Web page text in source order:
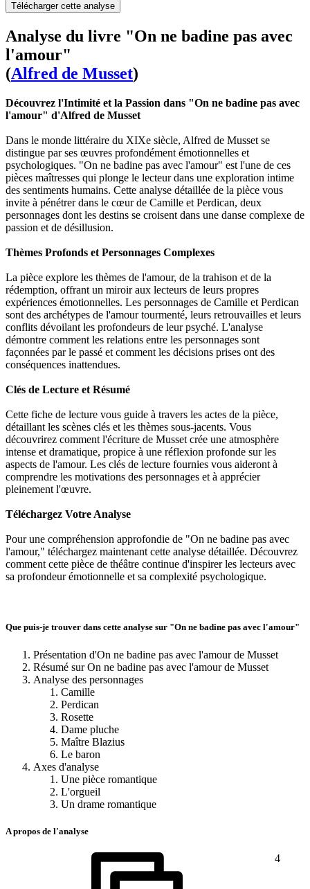
Télécharger cette analyse
Analyse du livre "On ne badine pas avec
l'amour"
(Alfred de Musset)
Découvrez l'Intimité et la Passion dans "On ne badine pas avec
l'amour" d'Alfred de Musset
Dans le monde littéraire du XIXe siècle, Alfred de Musset se
distingue par ses œuvres profondément émotionnelles et
psychologiques. "On ne badine pas avec l'amour" est l'une de ces
pièces maîtresses qui plonge le lecteur dans une exploration intime
des sentiments humains. Cette analyse détaillée de la pièce vous
invite à pénétrer dans le cœur de Camille et Perdican, deux
personnages dont les destins se croisent dans une danse complexe de
passion et de désillusion.
Thèmes Profonds et Personnages Complexes
La pièce explore les thèmes de l'amour, de la trahison et de la
rédemption, offrant un miroir aux lecteurs de leurs propres
expériences émotionnelles. Les personnages de Camille et Perdican
sont des archétypes de l'amour tourmenté, leurs retrouvailles et leurs
conflits dévoilant les profondeurs de leur psyché. L'analyse
démontre comment les relations entre les personnages sont
façonnées par le passé et comment les décisions prises ont des
conséquences inattendues.
Clés de Lecture et Résumé
Cette fiche de lecture vous guide à travers les actes de la pièce,
détaillant les scènes clés et les thèmes sous-jacents. Vous
découvrirez comment l'écriture de Musset crée une atmosphère
intense et dramatique, propice à une réflexion profonde sur les
aspects de l'amour. Les clés de lecture fournies vous aideront à
comprendre les motivations des personnages et à apprécier
pleinement l'œuvre.
Téléchargez Votre Analyse
Pour une compréhension approfondie de "On ne badine pas avec
l'amour," téléchargez maintenant cette analyse détaillée. Découvrez
comment cette pièce de théâtre continue d'inspirer les lecteurs avec
sa profondeur émotionnelle et sa complexité psychologique.
Que puis-je trouver dans cette analyse sur "On ne badine pas avec l'amour"
Présentation d'On ne badine pas avec l'amour de Musset
Résumé sur On ne badine pas avec l'amour de Musset
Analyse des personnages
Camille
Perdican
Rosette
Dame pluche
Maître Blazius
Le baron
Axes d'analyse
Une pièce romantique
L'orgueil
Un drame romantique
A propos de l'analyse
4